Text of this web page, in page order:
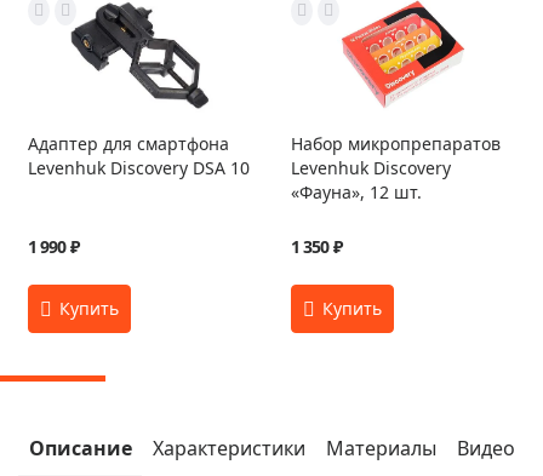
Адаптер для смартфона
Levenhuk Discovery DSA 10
1 990 ₽
Набор микропрепаратов
Levenhuk Discovery
«Фауна», 12 шт.
1 350 ₽
Описание Характеристики Материалы Видео